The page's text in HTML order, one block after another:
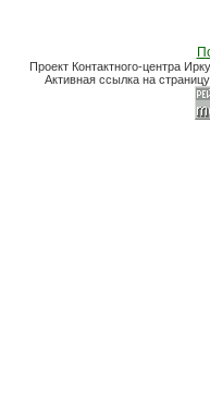
Проект Контактного-центра
Активная ссылка на